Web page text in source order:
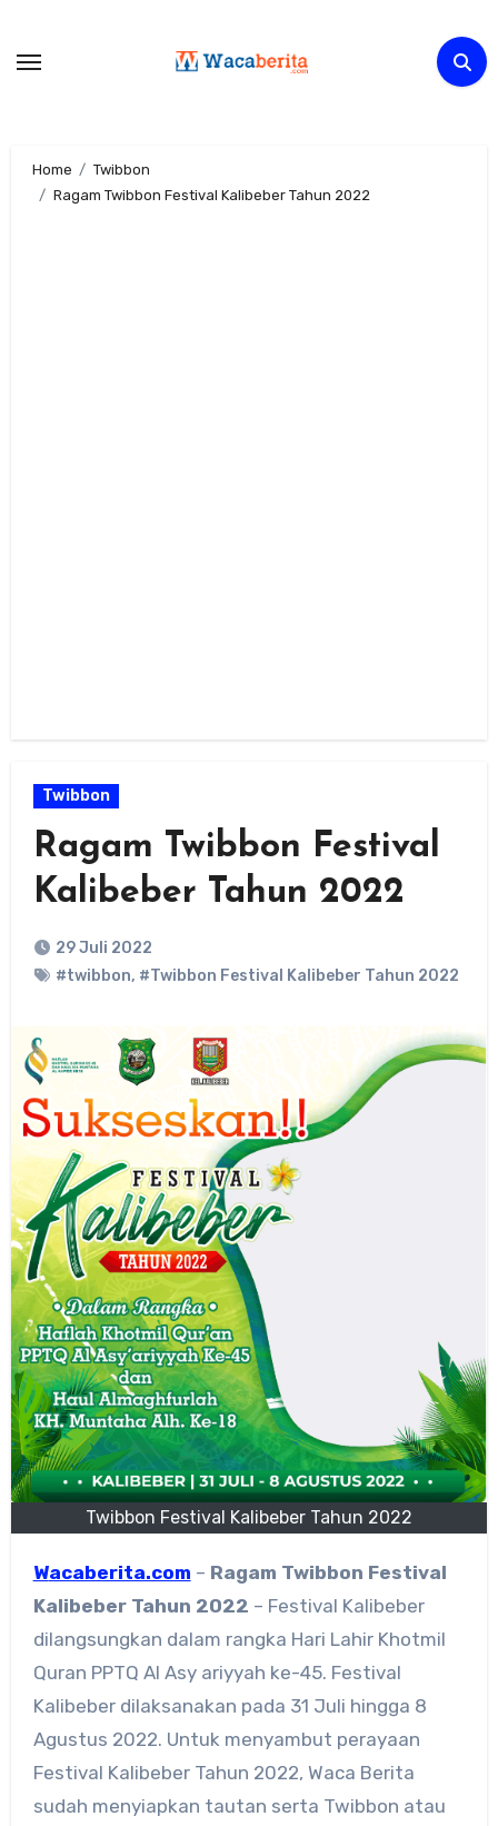
content
Home
Twibbon
Ragam Twibbon Festival Kalibeber Tahun 2022
Twibbon
Ragam Twibbon Festival
Kalibeber Tahun 2022
29 Juli 2022
#twibbon, #Twibbon Festival Kalibeber Tahun 2022
Twibbon Festival Kalibeber Tahun 2022
Wacaberita.com – Ragam Twibbon Festival
Kalibeber Tahun 2022 – Festival Kalibeber
dilangsungkan dalam rangka Hari Lahir Khotmil
Quran PPTQ Al Asy ariyyah ke-45. Festival
Kalibeber dilaksanakan pada 31 Juli hingga 8
Agustus 2022. Untuk menyambut perayaan
Festival Kalibeber Tahun 2022, Waca Berita
sudah menyiapkan tautan serta Twibbon atau